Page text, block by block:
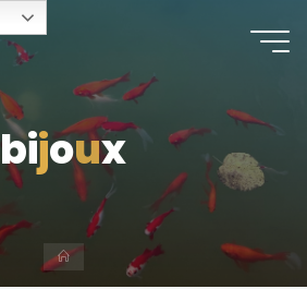
bijou
ux
Home